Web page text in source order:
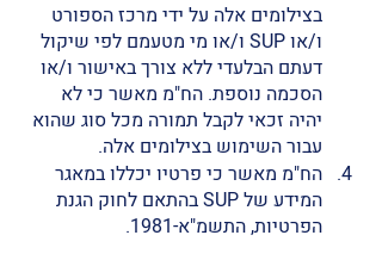
בצילומים אלה על ידי מרכז הספורט
ו/או SUP ו/או מי מטעמם לפי שיקול
דעתם הבלעדי ללא צורך באישור ו/או
הסכמה נוספת. הח"מ מאשר כי לא
יהיה זכאי לקבל תמורה מכל סוג שהוא
עבור השימוש בצילומים אלה.
הח"מ מאשר כי פרטיו יכללו במאגר
המידע של SUP בהתאם לחוק הגנת
הפרטיות, התשמ"א-1981.